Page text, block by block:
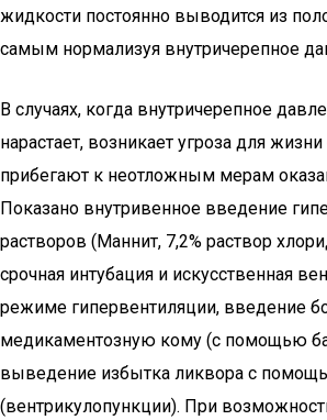
жидкости постоянно выводится из
самым нормализуя внутричерепное
В случаях, когда внутричерепное
нарастает, возникает угроза для
прибегают к неотложным мерам
Показано внутривенное введение
растворов (Маннит, 7,2% раствор
срочная интубация и искусственная
режиме гипервентиляции, введение
медикаментозную кому (с помощью
выведение избытка ликвора с
(вентрикулопункции). При